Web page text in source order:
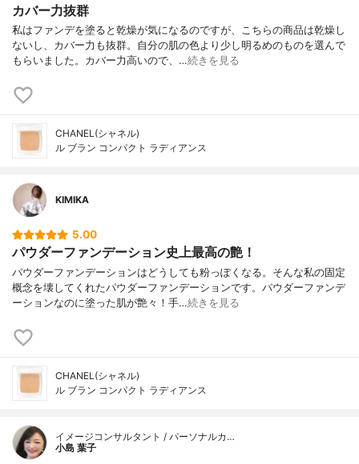
カバー力抜群
私はファンデを塗ると乾燥が気になるのですが、こちらの商品は乾燥し
ないし、カバー力も抜群。自分の肌の色より少し明るめのものを選んで
もらいました。カバー力高いので、…続きを見る
CHANEL(シャネル)
ル ブラン コンパクト ラディアンス
KIMIKA
5.00
パウダーファンデーション史上最高の艶！
パウダーファンデーションはどうしても粉っぽくなる。そんな私の固定
概念を壊してくれたパウダーファンデーションです。パウダーファンデ
ーションなのに塗った肌が艶々！手…続きを見る
CHANEL(シャネル)
ル ブラン コンパクト ラディアンス
イメージコンサルタント / パーソナルカ…
小島 葉子